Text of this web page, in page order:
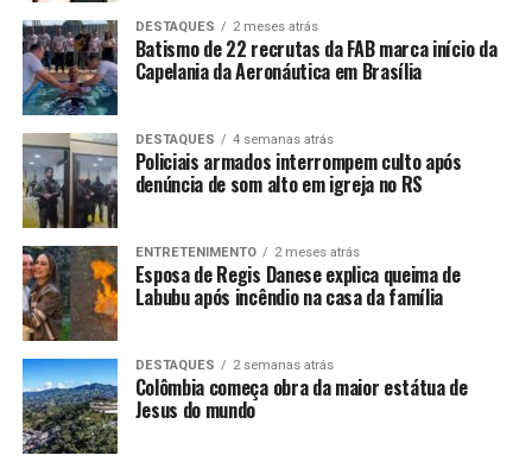
DESTAQUES 2 meses atrás
Batismo de 22 recrutas da FAB marca início da
Capelania da Aeronáutica em Brasília
DESTAQUES 4 semanas atrás
Policiais armados interrompem culto após
denúncia de som alto em igreja no RS
ENTRETENIMENTO 2 meses atrás
Esposa de Regis Danese explica queima de
Labubu após incêndio na casa da família
DESTAQUES 2 semanas atrás
Colômbia começa obra da maior estátua de
Jesus do mundo